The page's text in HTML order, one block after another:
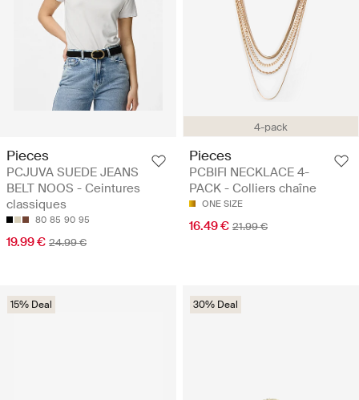
Pieces
PCJUVA SUEDE JEANS
BELT NOOS - Ceintures
classiques
80 85 90 95
19.99 € 24.99 €
4-pack
Pieces
PCBIFI NECKLACE 4-
PACK - Colliers chaîne
ONE SIZE
16.49 € 21.99 €
15% Deal 30% Deal